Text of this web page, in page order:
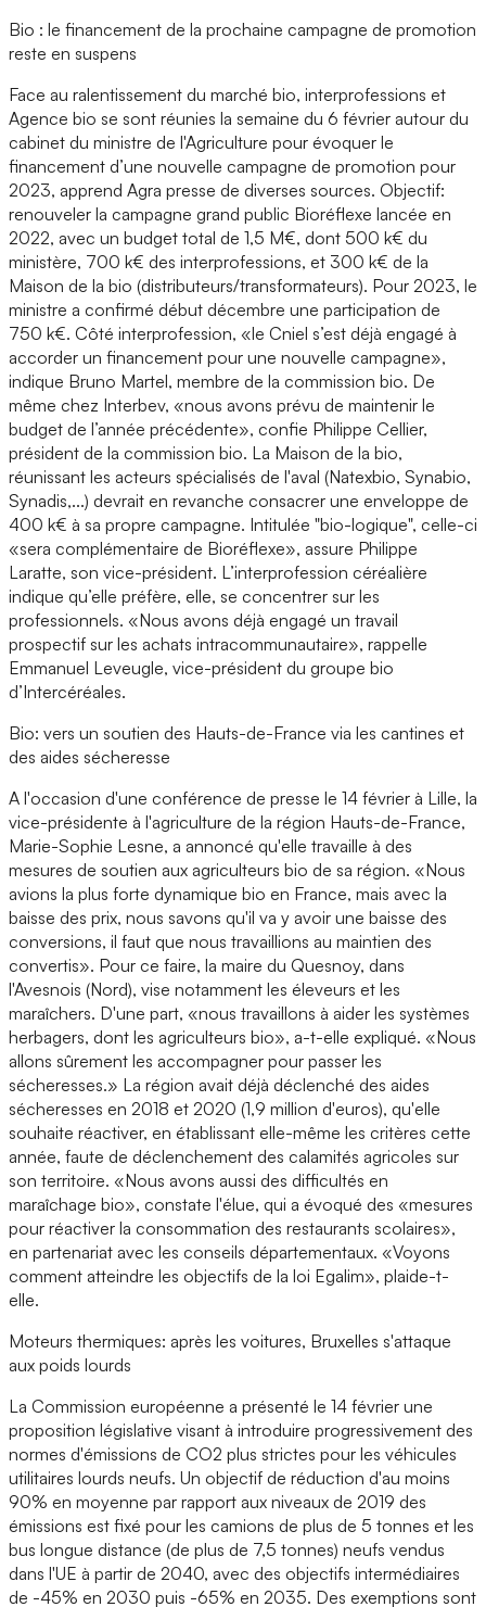
Bio : le financement de la prochaine campagne de promotion
reste en suspens
Face au ralentissement du marché bio, interprofessions et
Agence bio se sont réunies la semaine du 6 février autour du
cabinet du ministre de l'Agriculture pour évoquer le
financement d’une nouvelle campagne de promotion pour
2023, apprend Agra presse de diverses sources. Objectif:
renouveler la campagne grand public Bioréflexe lancée en
2022, avec un budget total de 1,5 M€, dont 500 k€ du
ministère, 700 k€ des interprofessions, et 300 k€ de la
Maison de la bio (distributeurs/transformateurs). Pour 2023, le
ministre a confirmé début décembre une participation de
750 k€. Côté interprofession, «le Cniel s’est déjà engagé à
accorder un financement pour une nouvelle campagne»,
indique Bruno Martel, membre de la commission bio. De
même chez Interbev, «nous avons prévu de maintenir le
budget de l’année précédente», confie Philippe Cellier,
président de la commission bio. La Maison de la bio,
réunissant les acteurs spécialisés de l'aval (Natexbio, Synabio,
Synadis,...) devrait en revanche consacrer une enveloppe de
400 k€ à sa propre campagne. Intitulée "bio-logique", celle-ci
«sera complémentaire de Bioréflexe», assure Philippe
Laratte, son vice-président. L’interprofession céréalière
indique qu’elle préfère, elle, se concentrer sur les
professionnels. «Nous avons déjà engagé un travail
prospectif sur les achats intracommunautaire», rappelle
Emmanuel Leveugle, vice-président du groupe bio
d’Intercéréales.
Bio: vers un soutien des Hauts-de-France via les cantines et
des aides sécheresse
A l'occasion d'une conférence de presse le 14 février à Lille, la
vice-présidente à l'agriculture de la région Hauts-de-France,
Marie-Sophie Lesne, a annoncé qu'elle travaille à des
mesures de soutien aux agriculteurs bio de sa région. «Nous
avions la plus forte dynamique bio en France, mais avec la
baisse des prix, nous savons qu'il va y avoir une baisse des
conversions, il faut que nous travaillions au maintien des
convertis». Pour ce faire, la maire du Quesnoy, dans
l'Avesnois (Nord), vise notamment les éleveurs et les
maraîchers. D'une part, «nous travaillons à aider les systèmes
herbagers, dont les agriculteurs bio», a-t-elle expliqué. «Nous
allons sûrement les accompagner pour passer les
sécheresses.» La région avait déjà déclenché des aides
sécheresses en 2018 et 2020 (1,9 million d'euros), qu'elle
souhaite réactiver, en établissant elle-même les critères cette
année, faute de déclenchement des calamités agricoles sur
son territoire. «Nous avons aussi des difficultés en
maraîchage bio», constate l'élue, qui a évoqué des «mesures
pour réactiver la consommation des restaurants scolaires»,
en partenariat avec les conseils départementaux. «Voyons
comment atteindre les objectifs de la loi Egalim», plaide-t-
elle.
Moteurs thermiques: après les voitures, Bruxelles s'attaque
aux poids lourds
La Commission européenne a présenté le 14 février une
proposition législative visant à introduire progressivement des
normes d'émissions de CO2 plus strictes pour les véhicules
utilitaires lourds neufs. Un objectif de réduction d'au moins
90% en moyenne par rapport aux niveaux de 2019 des
émissions est fixé pour les camions de plus de 5 tonnes et les
bus longue distance (de plus de 7,5 tonnes) neufs vendus
dans l'UE à partir de 2040, avec des objectifs intermédiaires
de -45% en 2030 puis -65% en 2035. Des exemptions sont